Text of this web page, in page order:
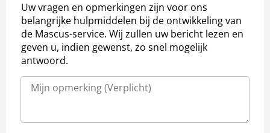
Uw vragen en opmerkingen zijn voor ons
belangrijke hulpmiddelen bij de ontwikkeling van
de Mascus-service. Wij zullen uw bericht lezen en
geven u, indien gewenst, zo snel mogelijk
antwoord.